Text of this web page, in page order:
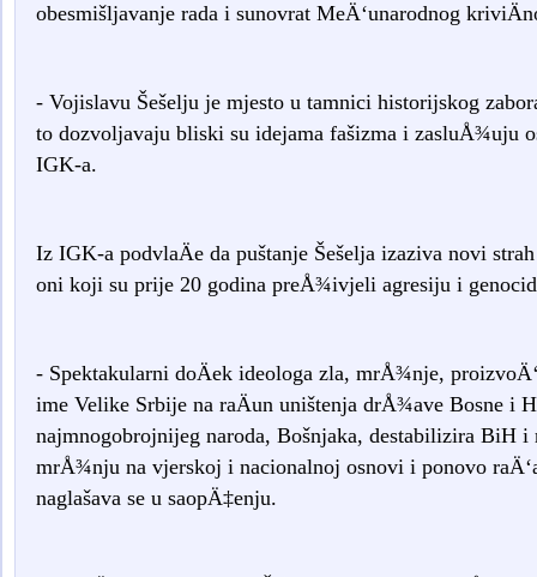
obesmišljavanje rada i sunovrat MeÄ‘unarodnog
- Vojislavu Šešelju je mjesto u tamnici historijskog
to dozvoljavaju bliski su idejama fašizma i zasluÅ¾uju
IGK-a.
Iz IGK-a podvlaÄe da puštanje Šešelja izaziva novi
oni koji su prije 20 godina preÅ¾ivjeli agresiju i
- Spektakularni doÄek ideologa zla, mrÅ¾nje,
ime Velike Srbije na raÄun uništenja drÅ¾ave Bosne i
najmnogobrojnijeg naroda, Bošnjaka, destabilizira BiH i
mrÅ¾nju na vjerskoj i nacionalnoj osnovi i ponovo
naglašava se u saopÄ‡enju.